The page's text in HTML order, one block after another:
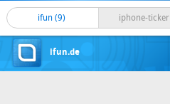
ifun (9) iphone-ticker
ifun.de